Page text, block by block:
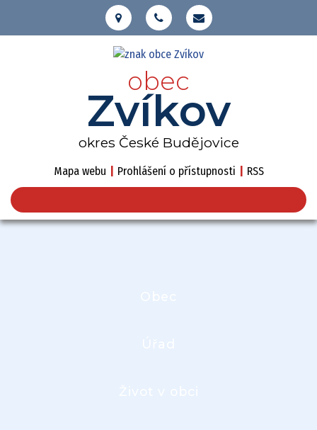
obec
Zvíkov
okres České Budějovice
Mapa webu Prohlášení o přístupnosti RSS